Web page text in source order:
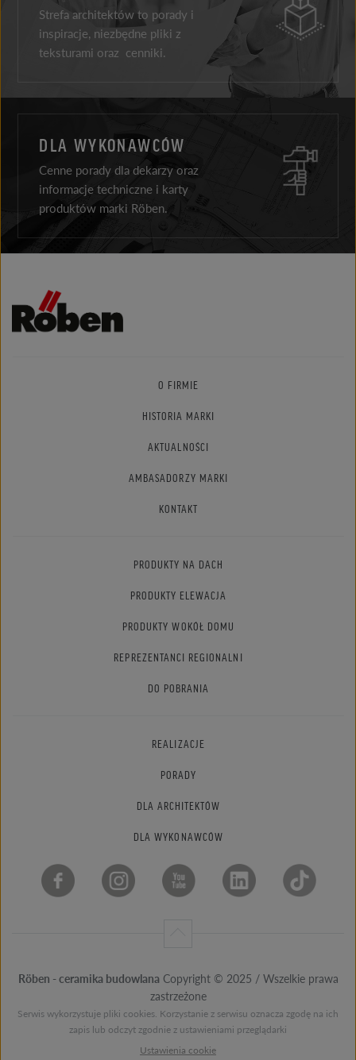
Strefa architektów to porady i
inspiracje, niezbędne pliki z
teksturami oraz cenniki.
DLA WYKONAWCÓW
Cenne porady dla dekarzy oraz
informacje techniczne i karty
produktów marki Röben.
O FIRMIE
HISTORIA MARKI
AKTUALNOŚCI
AMBASADORZY MARKI
KONTAKT
PRODUKTY NA DACH
PRODUKTY ELEWACJA
PRODUKTY WOKÓŁ DOMU
REPREZENTANCI REGIONALNI
DO POBRANIA
REALIZACJE
PORADY
DLA ARCHITEKTÓW
DLA WYKONAWCÓW
Röben - ceramika budowlana Copyright © 2025 / Wszelkie prawa
zastrzeżone
Serwis wykorzystuje pliki cookies. Korzystanie z serwisu oznacza zgodę na ich
zapis lub odczyt zgodnie z ustawieniami przeglądarki
Ustawienia cookie